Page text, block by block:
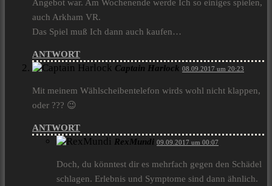
Angebot war. Am Wochenende werde Ich so einiges spielen,
auch Arkham VR.
Das Spiel muß Ich dann auch kaufen…
ANTWORT
Captain Harlock 08.09.2017 um 20:23
Mit meinem Wählscheibentelefon wirds wohl nicht klappen,
oder ??? 😉
ANTWORT
RexMundi 09.09.2017 um 00:07
Doch, du könntest dir es mehrfach gegen den Schädel
schlagen. Erlebnis und Symptome sind dann ähnlich.